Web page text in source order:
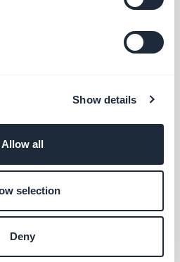
Show details
Allow all
selection
Deny
maximum de personnes,
de l'école. C'est
personnes qui n'ont pas pu
si les absents ont toujours